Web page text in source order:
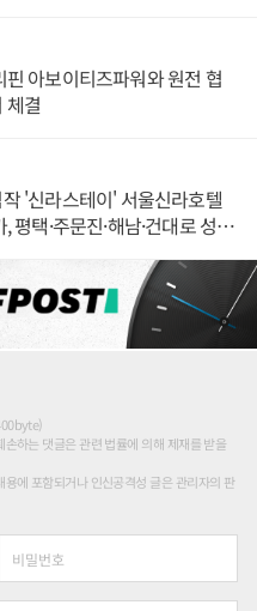
핀 아보이티즈파워와 원전 협
체결
'신라스테이' 서울신라호텔
평택·주문진·해남·건대로 성
하는 댓글은 관련 법률에 의해 제재를 받을
에 포함되거나 인신공격성 글은 관리자의 판